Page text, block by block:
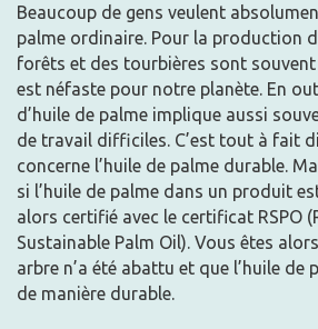
Beaucoup de gens veulent
palme ordinaire. Pour la production
forêts et des tourbières sont souvent
est néfaste pour notre planète. En
d’huile de palme implique aussi
de travail difficiles. C’est tout à fait
concerne l’huile de palme durable.
si l’huile de palme dans un produit
alors certifié avec le certificat RSPO
Sustainable Palm Oil). Vous êtes
arbre n’a été abattu et que l’huile de
de manière durable.